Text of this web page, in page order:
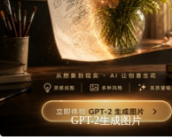
GPT-2生成图片